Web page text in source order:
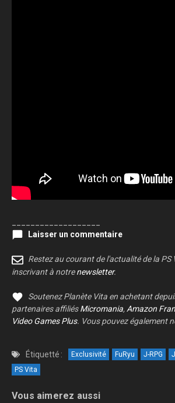
Laisser un commentaire
Restez au courant de l'actualité de la PS
inscrivant à notrenewsletter.
Soutenez Planète Vita en achetant
partenaires affiliésMicromania, Amazon
Video Games Plus. Vous pouvez également
Étiquetté : Exclusivité FuRyu J-RPG
PS Vita
Vous aimerez aussi